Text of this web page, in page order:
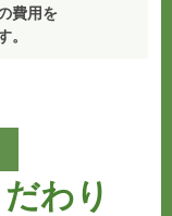
費用を
。
わり